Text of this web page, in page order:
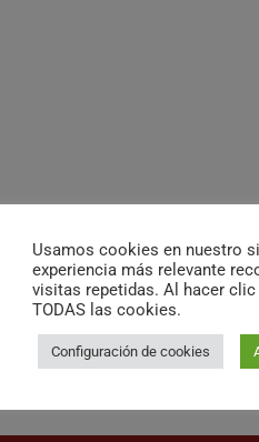
Usamos cookies en nuestro
experiencia más relevante
visitas repetidas. Al hacer
TODAS las cookies.
Configuración de cookies